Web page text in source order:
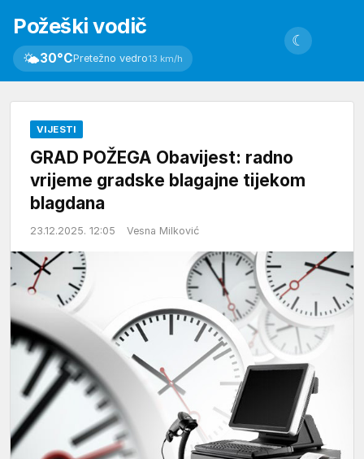
Požeški vodič
🌤30°CPretežno vedro13 km/h
☾
VIJESTI
GRAD POŽEGA Obavijest: radno
vrijeme gradske blagajne tijekom
blagdana
23.12.2025. 12:05 Vesna Milković